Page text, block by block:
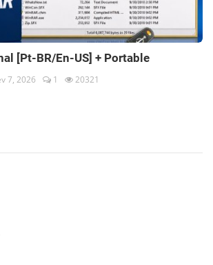
[Pt-BR/En-US] + Portable
7, 2026 1 20321